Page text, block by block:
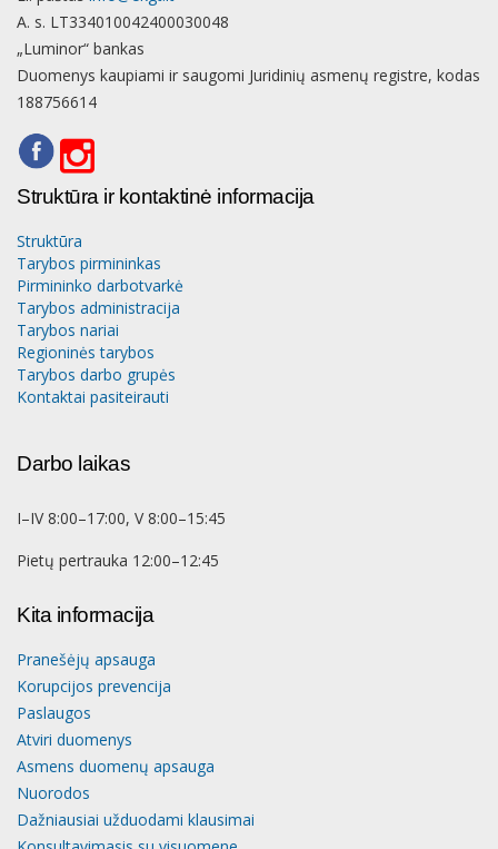
A. s. LT334010042400030048
„Luminor“ bankas
Duomenys kaupiami ir saugomi Juridinių asmenų registre, kodas
188756614
Struktūra ir kontaktinė informacija
Struktūra
Tarybos pirmininkas
Pirmininko darbotvarkė
Tarybos administracija
Tarybos nariai
Regioninės tarybos
Tarybos darbo grupės
Kontaktai pasiteirauti
Darbo laikas
I–IV 8:00–17:00, V 8:00–15:45
Pietų pertrauka 12:00–12:45
Kita informacija
Pranešėjų apsauga
Korupcijos prevencija
Paslaugos
Atviri duomenys
Asmens duomenų apsauga
Nuorodos
Dažniausiai užduodami klausimai